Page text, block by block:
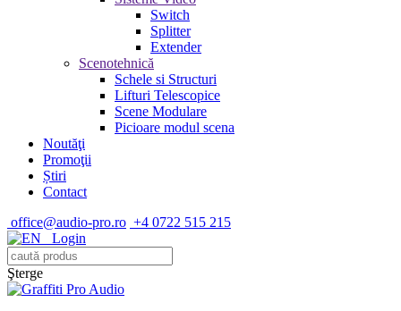
Switch
Splitter
Extender
Scenotehnică
Schele si Structuri
Lifturi Telescopice
Scene Modulare
Picioare modul scena
Noutăţi
Promoţii
Știri
Contact
office@audio-pro.ro +4 0722 515 215
Login
Şterge